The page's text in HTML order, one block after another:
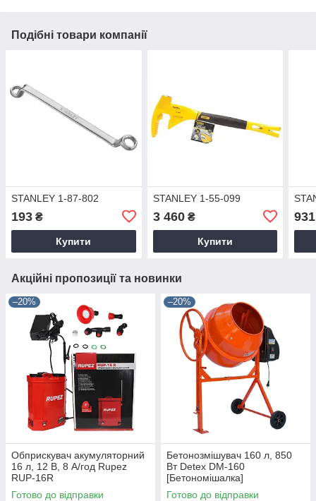
Подібні товари компанії
STANLEY 1-87-802
193 ₴
Купити
STANLEY 1-55-099
3 460₴
Купити
931
Акційні пропозиції та новинки
–20%
Обприскувач акумуляторний
16 л, 12 В, 8 А/год Rupez
RUP-16R
Готово до відправки
–20%
Бетонозмішувач 160 л, 850
Вт Detex DM-160
[Бетономішалка]
Готово до відправки